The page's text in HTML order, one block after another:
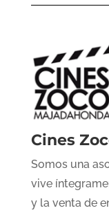
Cines
Somos una
vive
y la venta de